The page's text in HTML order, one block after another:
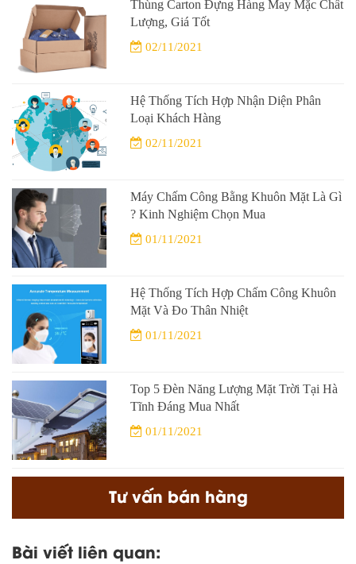
Thùng Carton Đựng Hàng May Mặc Chất
Lượng, Giá Tốt
02/11/2021
Hệ Thống Tích Hợp Nhận Diện Phân
Loại Khách Hàng
02/11/2021
Máy Chấm Công Bằng Khuôn Mặt Là Gì
? Kinh Nghiệm Chọn Mua
01/11/2021
Hệ Thống Tích Hợp Chấm Công Khuôn
Mặt Và Đo Thân Nhiệt
01/11/2021
Top 5 Đèn Năng Lượng Mặt Trời Tại Hà
Tĩnh Đáng Mua Nhất
01/11/2021
Tư vấn bán hàng
Bài viết liên quan: